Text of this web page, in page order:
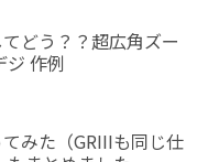
どう？？超広角ズー
ジ 作例
みた（GRIIIも同じ仕